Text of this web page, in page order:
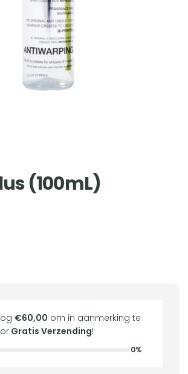
(100mL)
€60,00 om in aanmerking te
Gratis Verzending!
0%